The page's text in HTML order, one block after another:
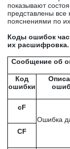
показывают
представлены
пояснениями по
Коды ошибок
их расшифровка.
Сообщение об
Код
ошибки
cF
Ошибка
CF